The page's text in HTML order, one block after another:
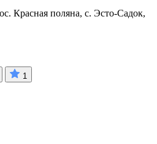
Красная поляна, с. Эсто-Садок,
1